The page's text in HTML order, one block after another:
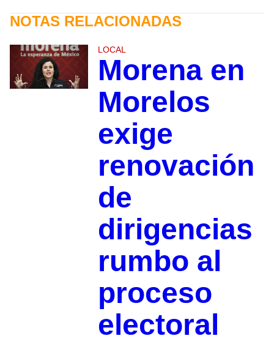
NOTAS RELACIONADAS
LOCAL
Morena en
Morelos
exige
renovación
de
dirigencias
rumbo al
proceso
electoral